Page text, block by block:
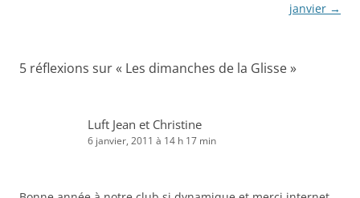
janvier →
5 réflexions sur « Les dimanches de la Glisse»
Luft Jean et Christine
6 janvier, 2011 à 14 h 17 min